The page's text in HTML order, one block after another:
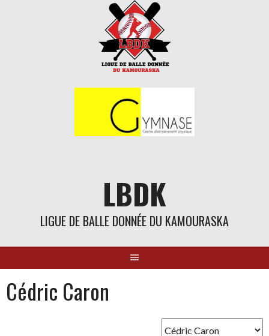
LBDK
LIGUE DE BALLE DONNÉE DU KAMOURASKA
Cédric Caron